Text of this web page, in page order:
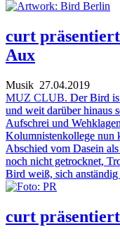
curt
Aux
Musik 27.04.2019
MUZ CLUB. Der Bird
und weit darüber hinaus
Aufschrei und
Kolumnistenkollege nun
Abschied vom Dasein
noch nicht getrocknet,
Bird weiß, sich anständig
curt